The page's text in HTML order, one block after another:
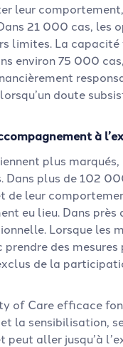
leur
21 000 cas, les
limites. La
environ 75 000
doute
à
plus
plus de 102
de leur
eu lieu. Dans
Lorsque les
des
de la
of Care efficace
la sensibilisation,
aller jusqu’à